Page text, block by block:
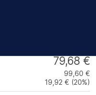
79,68 €
99,60 €
19,92 € (20%)